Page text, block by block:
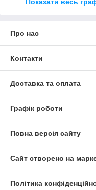
Про нас
Контакти
Доставка та оплата
Графік роботи
Повна версія сайту
Сайт створено на
Політика